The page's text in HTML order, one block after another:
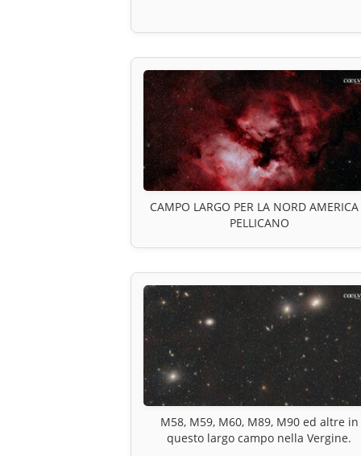
CAMPO LARGO PER LA NORD AMERICA
PELLICANO
M58, M59, M60, M89, M90 ed altre in
questo largo campo nella Vergine.